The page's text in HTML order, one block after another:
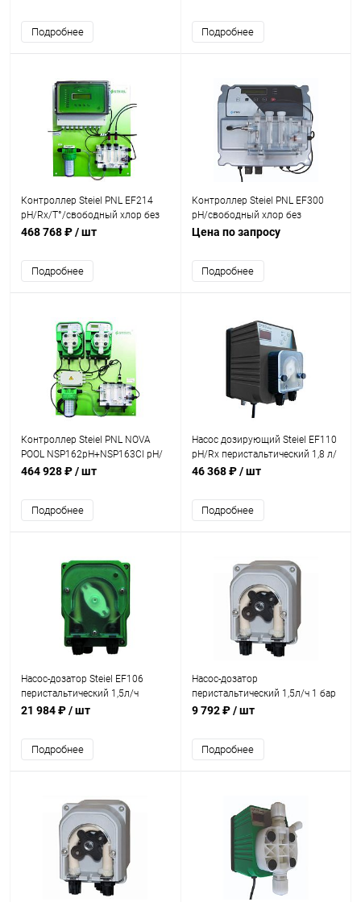
Подробнее Подробнее
Контроллер Steiel PNL EF214
pH/Rx/T°/свободный хлор без
насосов (M36171458)
468 768 ₽/ шт
Подробнее
Контроллер Steiel PNL EF300
pH/свободный хлор без
насосов (842030300)
Цена по запросу
Подробнее
Контроллер Steiel PNL NOVA
POOL NSP162pH+NSP163Cl pH/
св. хл.+2э/м нас.10л/ч
464 928 ₽/ шт
Подробнее
Насос дозирующий Steiel EF110
pH/Rx перистальтический 1,8 л/
ч до 100м3 (95930203)
46 368 ₽/ шт
Подробнее
Насос-дозатор Steiel EF106
перистальтический 1,5л/ч
(95920201)
21 984 ₽/ шт
Подробнее
Насос-дозатор
перистальтический 1,5л/ч 1 бар
Gemas (06PD0302)
9 792 ₽/ шт
Подробнее